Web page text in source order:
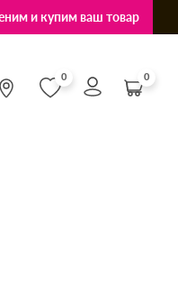
и купим ваш товар
0 0